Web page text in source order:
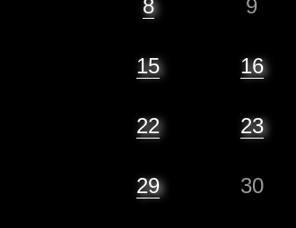
8 9
15 16
22 23
29 30